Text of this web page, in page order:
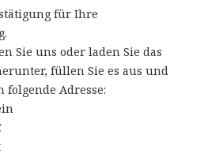
für Ihre
Sie uns oder laden Sie das
füllen Sie es aus und
folgende Adresse: